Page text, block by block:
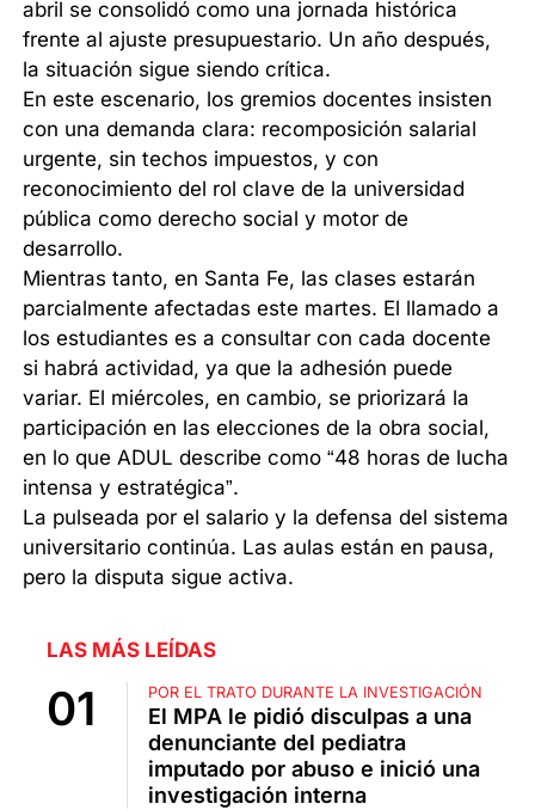
abril se consolidó como una jornada histórica
frente al ajuste presupuestario. Un año después,
la situación sigue siendo crítica.
En este escenario, los gremios docentes insisten
con una demanda clara: recomposición salarial
urgente, sin techos impuestos, y con
reconocimiento del rol clave de la universidad
pública como derecho social y motor de
desarrollo.
Mientras tanto, en Santa Fe, las clases estarán
parcialmente afectadas este martes. El llamado a
los estudiantes es a consultar con cada docente
si habrá actividad, ya que la adhesión puede
variar. El miércoles, en cambio, se priorizará la
participación en las elecciones de la obra social,
en lo que ADUL describe como “48 horas de lucha
intensa y estratégica”.
La pulseada por el salario y la defensa del sistema
universitario continúa. Las aulas están en pausa,
pero la disputa sigue activa.
LAS MÁS LEÍDAS
POR EL TRATO DURANTE LA INVESTIGACIÓN
El MPA le pidió disculpas a una
denunciante del pediatra
imputado por abuso e inició una
investigación interna